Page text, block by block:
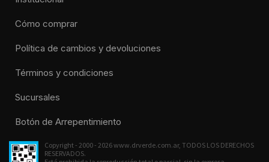
Cómo comprar
Política de cambios y devoluciones
Términos y condiciones
Sucursales
Botón de Arrepentimiento
Copyright - 2000 - 2026 www.drverde.com.ar, TODOS LOS DERECHOS
RESERVADOS.